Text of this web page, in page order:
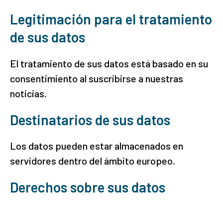
Legitimación para el tratamiento
de sus datos
El tratamiento de sus datos está basado en su
consentimiento al suscribirse a nuestras
noticias.
Destinatarios de sus datos
Los datos pueden estar almacenados en
servidores dentro del ámbito europeo.
Derechos sobre sus datos